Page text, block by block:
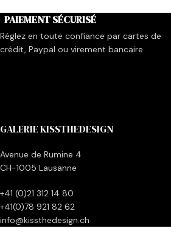
PAIEMENT SÉCURISÉ
Réglez en toute confiance par cartes de
crédit, Paypal ou virement bancaire
GALERIE KISSTHEDESIGN
Avenue de Rumine 4
CH-1005 Lausanne
+41 (0)21 312 14 80
+41(0)78 921 82 62
info@kissthedesign.ch